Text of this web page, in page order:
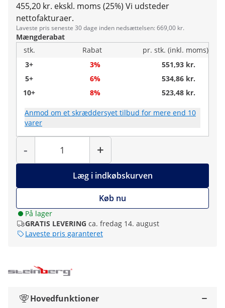
455,20 kr. ekskl. moms (25%) Vi udsteder
nettofakturaer.
Laveste pris seneste 30 dage inden nedsættelsen: 669,00 kr.
Mængderabat
stk.
Rabat
pr. stk. (inkl. moms)
3+
3%
551,93 kr.
5+
6%
534,86 kr.
10+
8% 523,48 kr.
Anmod om et skræddersyet tilbud for mere end 10
varer
-
Antal
+
Læg i indkøbskurven
Køb nu
På lager
GRATIS LEVERING ca. fredag 14. august
Laveste pris garanteret
Hovedfunktioner